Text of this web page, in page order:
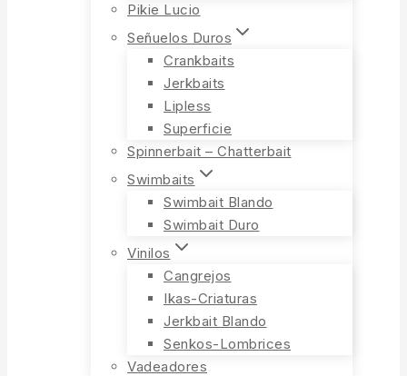
Pikie Lucio
Señuelos Duros
Crankbaits
Jerkbaits
Lipless
Superficie
Spinnerbait – Chatterbait
Swimbaits
Swimbait Blando
Swimbait Duro
Vinilos
Cangrejos
Ikas-Criaturas
Jerkbait Blando
Senkos-Lombrices
Vadeadores